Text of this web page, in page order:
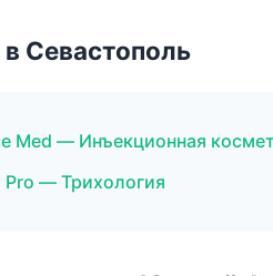
Севастополь
Med — Инъекционная
Pro — Трихология